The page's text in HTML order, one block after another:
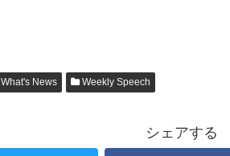
What's News Weekly Speech
シェアする